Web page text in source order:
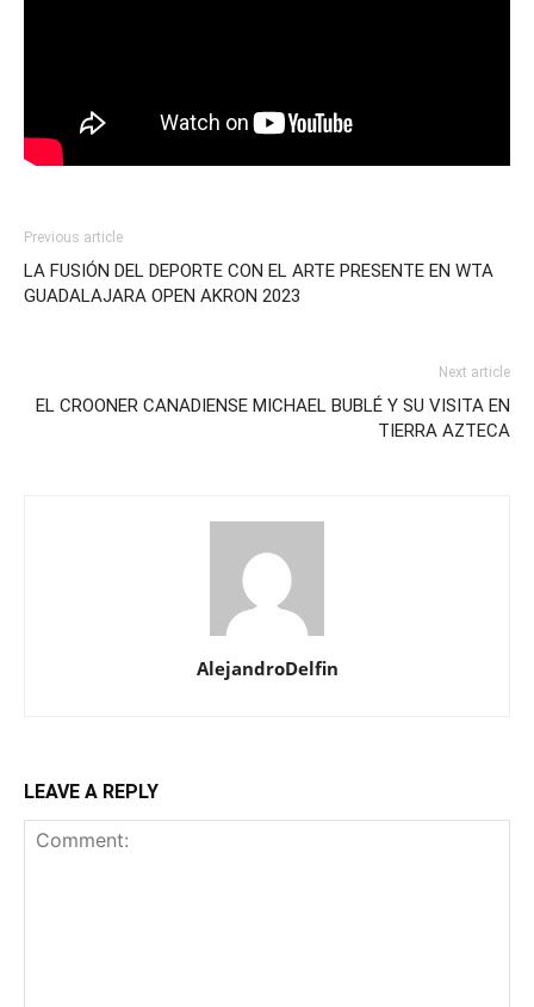
Previous article
LA FUSIÓN DEL DEPORTE CON EL ARTE PRESENTE EN WTA
GUADALAJARA OPEN AKRON 2023
Next article
EL CROONER CANADIENSE MICHAEL BUBLÉ Y SU VISITA EN
TIERRA AZTECA
AlejandroDelfin
LEAVE A REPLY